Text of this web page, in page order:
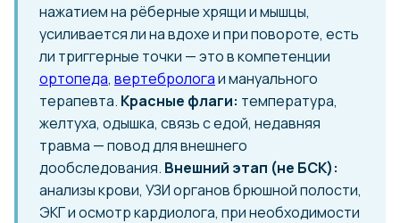
нажатием на рёберные хрящи и мышцы,
усиливается ли на вдохе и при повороте, есть
ли триггерные точки — это в компетенции
ортопеда, вертебрологаи мануального
терапевта. Красные флаги: температура,
желтуха, одышка, связь с едой, недавняя
травма — повод для внешнего
дообследования. Внешний этап (не БСК):
анализы крови, УЗИ органов брюшной полости,
ЭКГ и осмотр кардиолога, при необходимости